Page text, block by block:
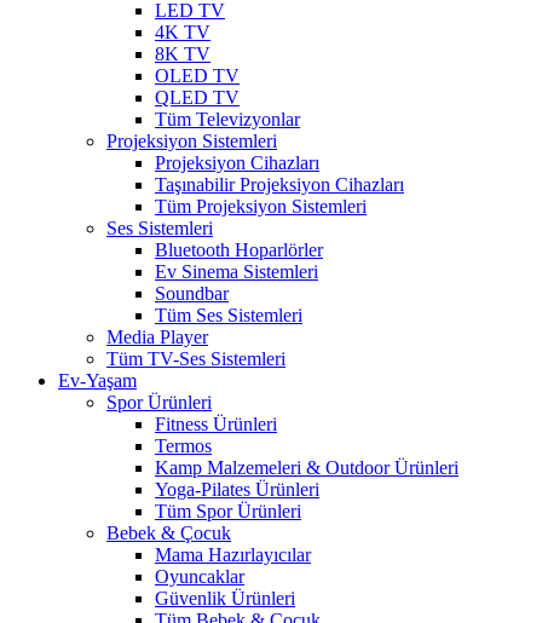
LED TV
4K TV
8K TV
OLED TV
QLED TV
Tüm Televizyonlar
Projeksiyon Sistemleri
Projeksiyon Cihazları
Taşınabilir Projeksiyon Cihazları
Tüm Projeksiyon Sistemleri
Ses Sistemleri
Bluetooth Hoparlörler
Ev Sinema Sistemleri
Soundbar
Tüm Ses Sistemleri
Media Player
Tüm TV-Ses Sistemleri
Ev-Yaşam
Spor Ürünleri
Fitness Ürünleri
Termos
Kamp Malzemeleri & Outdoor Ürünleri
Yoga-Pilates Ürünleri
Tüm Spor Ürünleri
Bebek & Çocuk
Mama Hazırlayıcılar
Oyuncaklar
Güvenlik Ürünleri